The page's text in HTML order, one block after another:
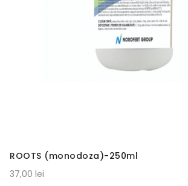
ROOTS (monodoza)-250ml
37,00 lei